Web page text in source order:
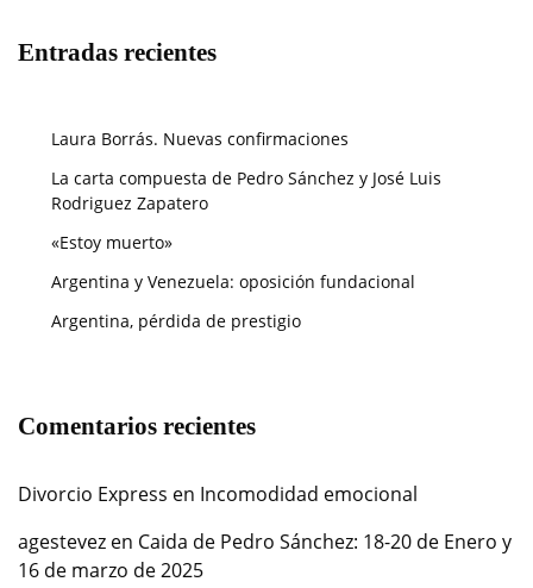
Entradas recientes
Laura Borrás. Nuevas confirmaciones
La carta compuesta de Pedro Sánchez y José Luis
Rodriguez Zapatero
«Estoy muerto»
Argentina y Venezuela: oposición fundacional
Argentina, pérdida de prestigio
Comentarios recientes
Divorcio Express en Incomodidad emocional
agestevez en Caida de Pedro Sánchez: 18-20 de Enero y
16 de marzo de 2025